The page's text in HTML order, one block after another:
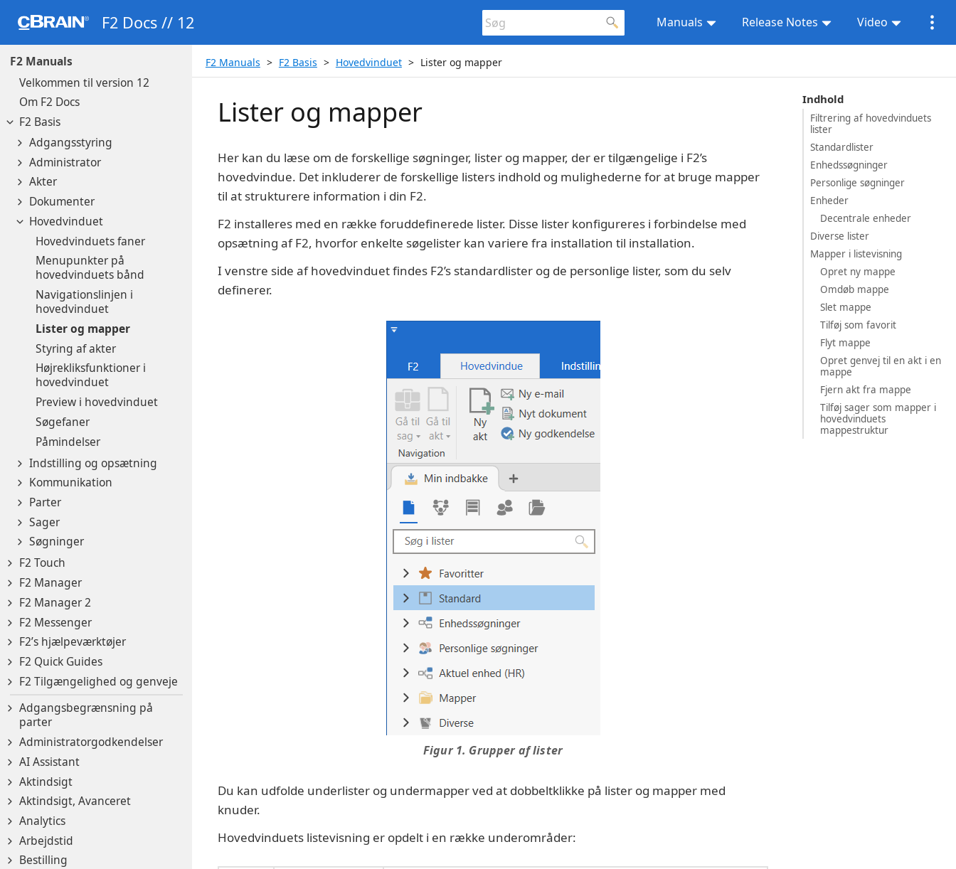
F2 Docs // 12 Manuals Release Notes Video
F2 Manuals
Velkommen til version 12
Om F2 Docs
F2 Basis
Adgangsstyring
Administrator
Akter
Dokumenter
Hovedvinduet
Hovedvinduets faner
Menupunkter på
hovedvinduets bånd
Navigationslinjen i
hovedvinduet
Lister og mapper
Styring af akter
Højrekliksfunktioner i
hovedvinduet
Preview i hovedvinduet
Søgefaner
Påmindelser
Indstilling og opsætning
Kommunikation
Parter
Sager
Søgninger
F2 Touch
F2 Manager
F2 Manager 2
F2 Messenger
F2’s hjælpeværktøjer
F2 Quick Guides
F2 Tilgængelighed og genveje
Adgangsbegrænsning på
parter
Administratorgodkendelser
AI Assistant
Aktindsigt
Aktindsigt, Avanceret
Analytics
Arbejdstid
Bestilling
F2 Manuals F2 Basis Hovedvinduet Lister og mapper
Indhold
Filtrering af hovedvinduets
lister
Standardlister
Enhedssøgninger
Personlige søgninger
Enheder
Decentrale enheder
Diverse lister
Mapper i listevisning
Opret ny mappe
Omdøb mappe
Slet mappe
Tilføj som favorit
Flyt mappe
Opret genvej til en akt i en
mappe
Fjern akt fra mappe
Tilføj sager som mapper i
hovedvinduets
mappestruktur
Lister og mapper
Her kan du læse om de forskellige søgninger, lister og mapper, der er tilgængelige i F2’s
hovedvindue. Det inkluderer de forskellige listers indhold og mulighederne for at bruge mapper
til at strukturere information i din F2.
F2 installeres med en række foruddefinerede lister. Disse lister konfigureres i forbindelse med
opsætning af F2, hvorfor enkelte søgelister kan variere fra installation til installation.
I venstre side af hovedvinduet findes F2’s standardlister og de personlige lister, som du selv
definerer.
Figur 1. Grupper af lister
Du kan udfolde underlister og undermapper ved at dobbeltklikke på lister og mapper med
knuder.
Hovedvinduets listevisning er opdelt i en række underområder: